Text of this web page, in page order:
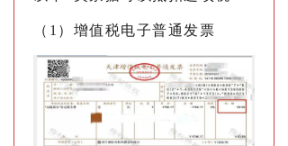
（1）增值税电子普通发票